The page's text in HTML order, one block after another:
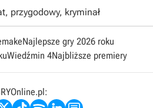
przygodowy, kryminał
Najlepsze gry 2026 roku
Wiedźmin 4Najbliższe premiery